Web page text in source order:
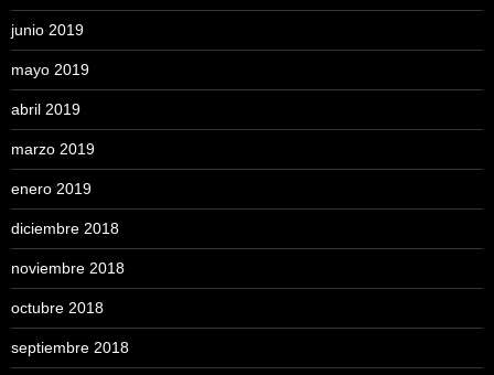
junio 2019
mayo 2019
abril 2019
marzo 2019
enero 2019
diciembre 2018
noviembre 2018
octubre 2018
septiembre 2018